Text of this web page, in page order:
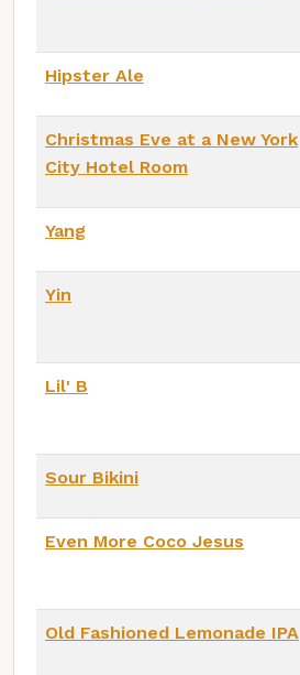
Hipster Ale
Christmas Eve at a New York
City Hotel Room
Yang
Yin
Lil' B
Sour Bikini
Even More Coco Jesus
Old Fashioned Lemonade IPA